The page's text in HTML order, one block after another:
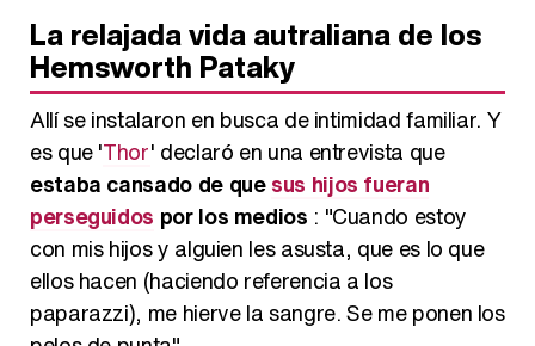
La relajada vida autraliana de los
Hemsworth Pataky
Allí se instalaron en busca de intimidad familiar. Y
es que 'Thor' declaró en una entrevista que
estaba cansado de quesus hijos fueran
perseguidos por los medios : "Cuando estoy
con mis hijos y alguien les asusta, que es lo que
ellos hacen (haciendo referencia a los
paparazzi), me hierve la sangre. Se me ponen los